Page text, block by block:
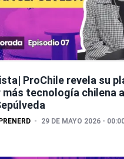
ProChile revela su
tecnología chilena
29 DE MAYO 2026 -